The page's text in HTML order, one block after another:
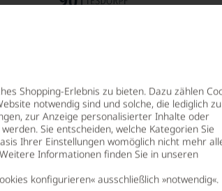
Shopping-Erlebnis zu bieten. Dazu zählen
notwendig sind und solche, die lediglich zu
zur Anzeige personalisierter Inhalte oder
Sie entscheiden, welche Kategorien Sie
Ihrer Einstellungen womöglich nicht mehr
Informationen finden Sie in unseren
konfigurieren« ausschließlich »notwendig«.
HERSTELLER /
S.A.,08720,Vilafranca